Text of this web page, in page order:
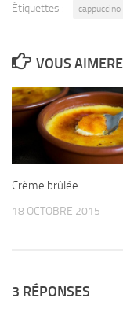
Étiquettes :
VOUS
Crème brûlée
18 OCTOBRE 2015
3 RÉPONSES